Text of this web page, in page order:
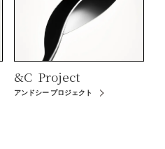
&C Project
アンドシー プロジェクト